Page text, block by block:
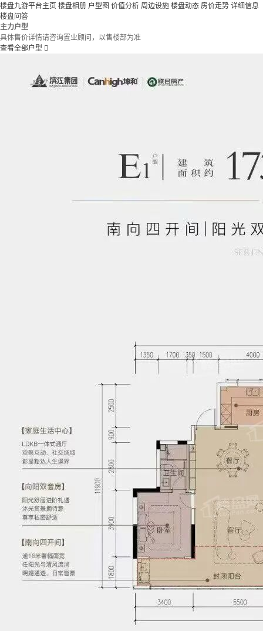
楼盘九游平台主页 楼盘相册 户型图 价值分析 周边设施 楼盘动态 房价走势 详细信息
楼盘问答
主力户型
具体售价详情请咨询置业顾问，以售楼部为准
查看全部户型 